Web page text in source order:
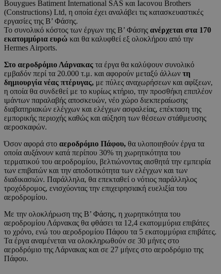
Bouygues Batiment International SAS και Iacovou Brothers
(Constructions) Ltd, η οποία έχει αναλάβει τις κατασκευαστικές
εργασίες της Β’ Φάσης.
Το συνολικό κόστος των έργων της B’ Φάσης ανέρχεται στα 170
εκατομμύρια ευρώ και θα καλυφθεί εξ ολοκλήρου από την
Hermes Airports.
Στο αεροδρόμιο Λάρνακας τα έργα θα καλύψουν συνολικό
εμβαδόν περί τα 20.000 τ.μ. και αφορούν μεταξύ άλλων τη
δημιουργία νέας πτέρυγας, με πύλες αναχωρήσεων και αφίξεων,
η οποία θα συνδεθεί με το κυρίως κτήριο, την προσθήκη επιπλέον
ιμάντων παραλαβής αποσκευών, νέο χώρο διεκπεραίωσης
διαβατηριακών ελέγχων και ελέγχων ασφαλείας, επέκταση της
εμπορικής περιοχής καθώς και αύξηση των θέσεων στάθμευσης
αεροσκαφών.
Όσον αφορά στο αεροδρόμιο Πάφου, θα υλοποιηθούν έργα τα
οποία αυξάνουν κατά περίπου 30% τη χωρητικότητα του
τερματικού του αεροδρομίου, βελτιώνοντας αισθητά την εμπειρία
των επιβατών και την αποδοτικότητα των ελέγχων και των
διαδικασιών. Παράλληλα, θα επεκταθεί ο νότιος παράλληλος
τροχόδρομος, ενισχύοντας την επιχειρησιακή ευελιξία του
αεροδρομίου.
Με την ολοκλήρωση της Β’ Φάσης, η χωρητικότητα του
αεροδρομίου Λάρνακας θα φθάσει τα 12,4 εκατομμύρια επιβάτες
το χρόνο, ενώ του αεροδρομίου Πάφου τα 5 εκατομμύρια επιβάτες.
Τα έργα αναμένεται να ολοκληρωθούν σε 30 μήνες στο
αεροδρόμιο της Λάρνακας και σε 27 μήνες στο αεροδρόμιο της
Πάφου.